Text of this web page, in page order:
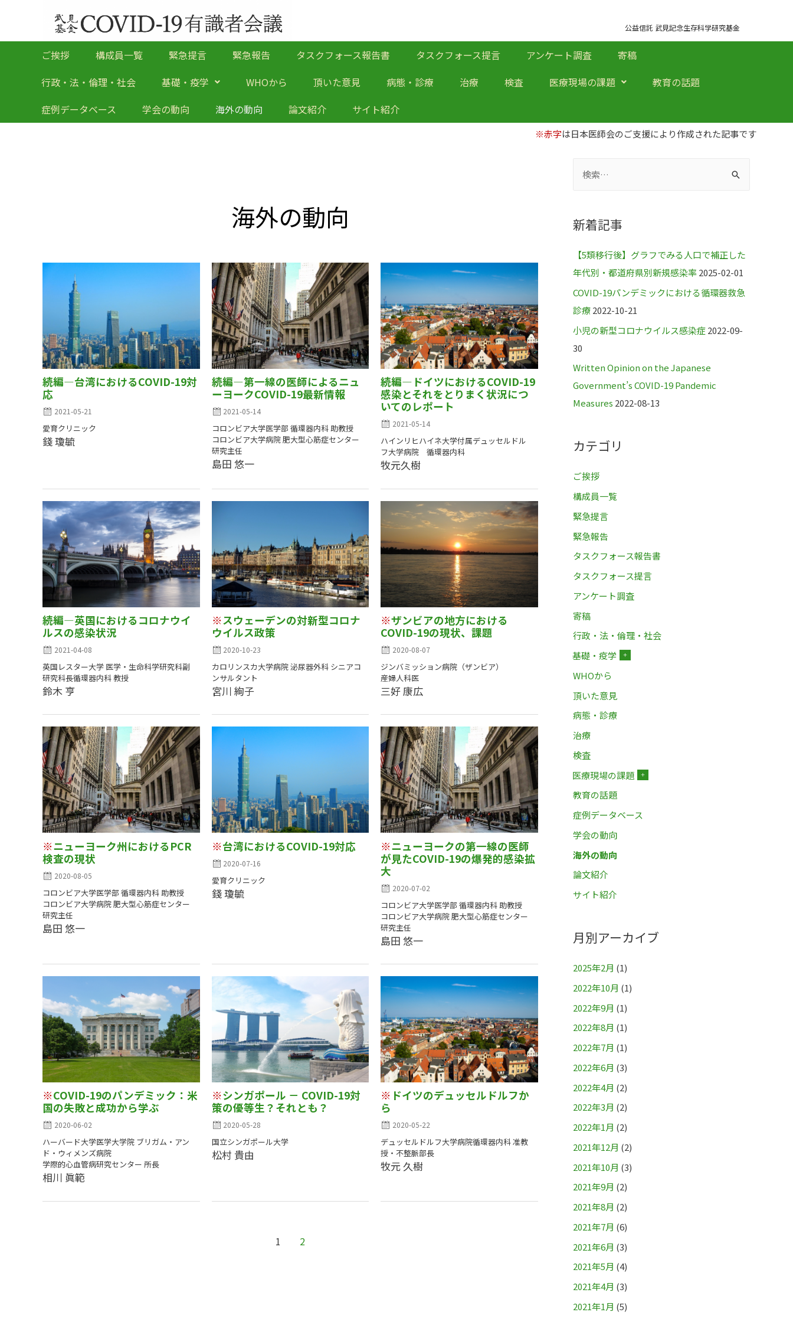
公益信託 武見記念生存科学研究基金
ご挨拶 構成員一覧 緊急提言 緊急報告 タスクフォース報告書 タスクフォース提言 アンケート調査
寄稿
行政・法・倫理・社会
基礎・疫学 WHOから 頂いた意見 病態・診療 治療 検査 医療現場の課題
教育の話題
症例データベース
学会の動向 海外の動向 論文紹介 サイト紹介
※赤字は日本医師会のご支援により作成された記事です
海外の動向
続編―台湾におけるCOVID-19対
応
2021-05-21
愛育クリニック
錢 瓊毓
続編―第一線の医師によるニュ
ーヨークCOVID-19最新情報
2021-05-14
コロンビア大学医学部 循環器内科 助教授
コロンビア大学病院 肥大型心筋症センター
研究主任
島田 悠一
続編―ドイツにおけるCOVID-19
感染とそれをとりまく状況につ
いてのレポート
2021-05-14
ハインリヒハイネ大学付属デュッセルドル
フ大学病院 循環器内科
牧元久樹
続編―英国におけるコロナウイ
ルスの感染状況
2021-04-08
英国レスター大学 医学・生命科学研究科副
研究科長循環器内科 教授
鈴木 亨
※スウェーデンの対新型コロナ
ウイルス政策
2020-10-23
カロリンスカ大学病院 泌尿器外科 シニアコ
ンサルタント
宮川 絢子
※ザンビアの地方における
COVID-19の現状、課題
2020-08-07
ジンバミッション病院（ザンビア）
産婦人科医
三好 康広
※ニューヨーク州におけるPCR
検査の現状
2020-08-05
コロンビア大学医学部 循環器内科 助教授
コロンビア大学病院 肥大型心筋症センター
研究主任
島田 悠一
※台湾におけるCOVID-19対応
2020-07-16
愛育クリニック
錢 瓊毓
※ニューヨークの第一線の医師
が見たCOVID-19の爆発的感染拡
大
2020-07-02
コロンビア大学医学部 循環器内科 助教授
コロンビア大学病院 肥大型心筋症センター
研究主任
島田 悠一
※COVID-19のパンデミック：米
国の失敗と成功から学ぶ
2020-06-02
ハーバード大学医学大学院 ブリガム・アン
ド・ウィメンズ病院
学際的心血管病研究センター 所長
相川 眞範
※シンガポール － COVID-19対
策の優等生？それとも？
2020-05-28
国立シンガポール大学
松村 貴由
※ ドイツのデュッセルドルフか
ら
2020-05-22
デュッセルドルフ大学病院循環器内科 准教
授・不整脈部長
牧元 久樹
1 2
新着記事
【5類移行後】グラフでみる人口で補正した
年代別・都道府県別新規感染率2025-02-01
COVID-19パンデミックにおける循環器救急
診療2022-10-21
小児の新型コロナウイルス感染症2022-09-
30
Written Opinion on the Japanese
Government’s COVID-19 Pandemic
Measures 2022-08-13
カテゴリ
ご挨拶
構成員一覧
緊急提言
緊急報告
タスクフォース報告書
タスクフォース提言
アンケート調査
寄稿
行政・法・倫理・社会
基礎・疫学
＋
WHOから
頂いた意見
病態・診療
治療
検査
医療現場の課題
＋
教育の話題
症例データベース
学会の動向
海外の動向
論文紹介
サイト紹介
月別アーカイブ
2025年2月 (1)
2022年10月 (1)
2022年9月 (1)
2022年8月 (1)
2022年7月 (1)
2022年6月 (3)
2022年4月 (2)
2022年3月 (2)
2022年1月 (2)
2021年12月 (2)
2021年10月 (3)
2021年9月 (2)
2021年8月 (2)
2021年7月 (6)
2021年6月 (3)
2021年5月 (4)
2021年4月 (3)
2021年1月 (5)